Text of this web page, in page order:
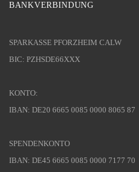
BANKVERBINDUNG
SPARKASSE PFORZHEIM CALW
BIC: PZHSDE66XXX
KONTO:
IBAN: DE20 6665 0085 0000 8065 87
SPENDENKONTO
IBAN: DE45 6665 0085 0000 7177 70